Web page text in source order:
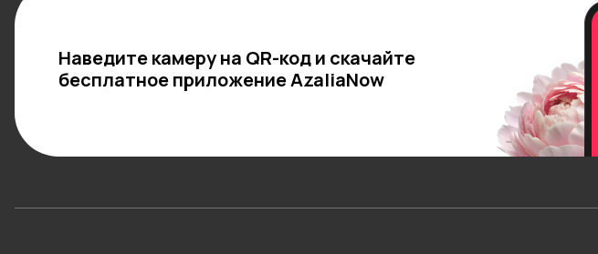
Наведите камеру на QR-код и скачайте
бесплатное приложение AzaliaNow